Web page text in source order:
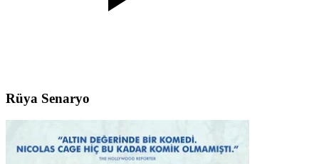
Rüya Senaryo